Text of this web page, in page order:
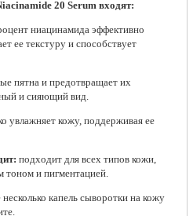
20 Serum входят:
ниацинамида эффективно
ее текстуру и способствует
пятна и предотвращает их
и сияющий вид.
увлажняет кожу, поддерживая ее
подходит для всех типов кожи,
тоном и пигментацией.
несколько капель сыворотки на кожу